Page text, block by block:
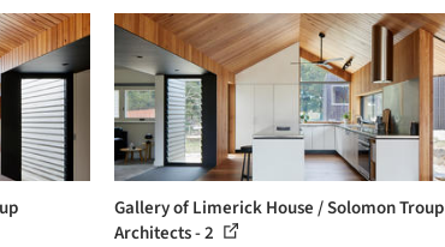
Gallery of Limerick House / Solomon Troup
Architects - 2